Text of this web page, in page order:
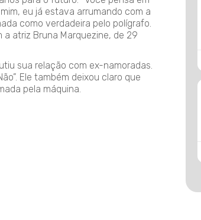
eu já estava arrumando com a
como verdadeira pelo polígrafo.
atriz Bruna Marquezine, de 29
sua relação com ex-namoradas.
Ele também deixou claro que
pela máquina.